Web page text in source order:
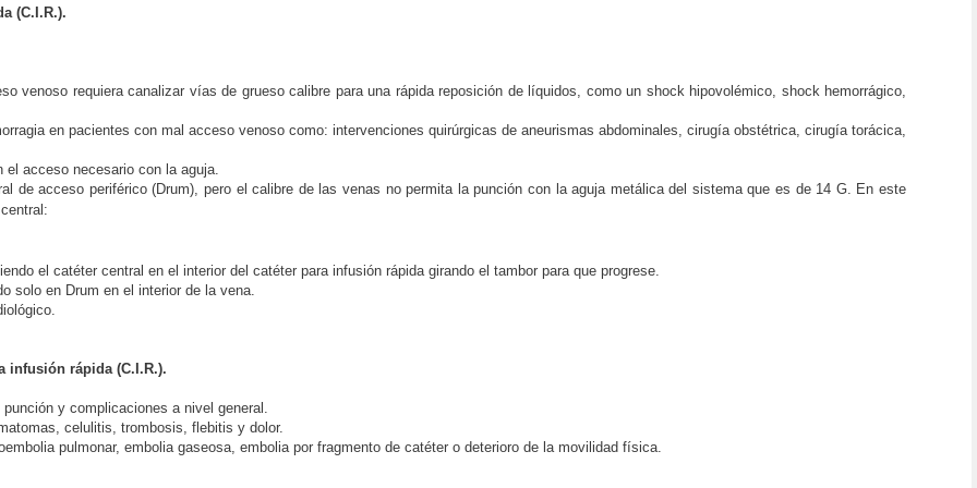
(C.I.R.).
venoso requiera canalizar vías de grueso calibre para una rápida reposición de líquidos, como un shock hipovolémico, shock hemorrágico,
en pacientes con mal acceso venoso como: intervenciones quirúrgicas de aneurismas abdominales, cirugía obstétrica, cirugía torácica,
el acceso necesario con la aguja.
de acceso periférico (Drum), pero el calibre de las venas no permita la punción con la aguja metálica del sistema que es de 14 G. En este
el catéter central en el interior del catéter para infusión rápida girando el tambor para que progrese.
solo en Drum en el interior de la vena.
infusión rápida (C.I.R.).
y complicaciones a nivel general.
celulitis, trombosis, flebitis y dolor.
pulmonar, embolia gaseosa, embolia por fragmento de catéter o deterioro de la movilidad física.